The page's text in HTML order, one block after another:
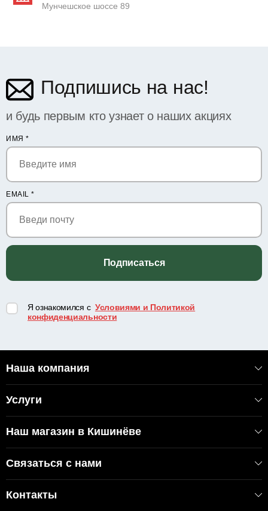
Мунчешское шоссе 89
Подпишись на нас!
и будь первым кто узнает о наших акциях
ИМЯ *
EMAIL *
Подписаться
Я ознакомился с Условиями и Политикой
конфиденциальности
Наша компания
Услуги
Наш магазин в Кишинёве
Связаться с нами
Контакты